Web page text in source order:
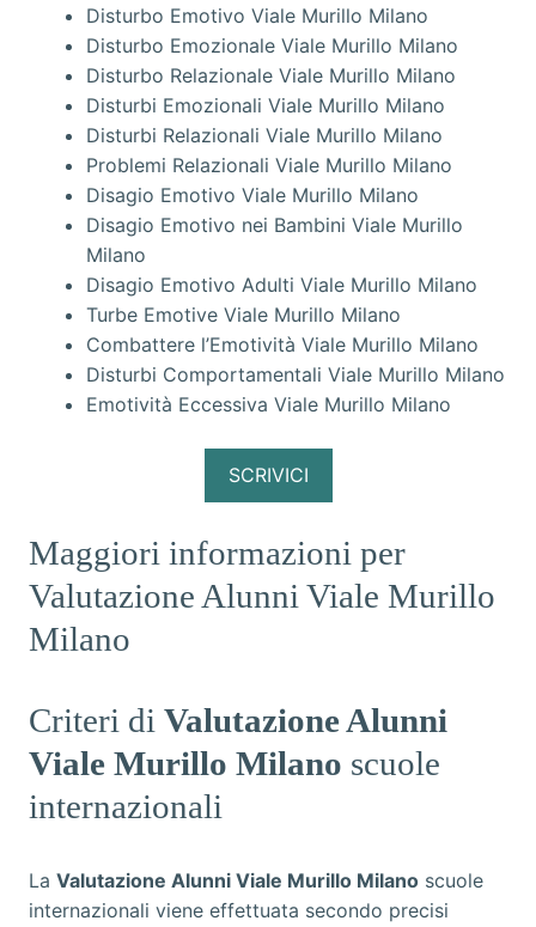
Disturbo Emotivo Viale Murillo Milano
Disturbo Emozionale Viale Murillo Milano
Disturbo Relazionale Viale Murillo Milano
Disturbi Emozionali Viale Murillo Milano
Disturbi Relazionali Viale Murillo Milano
Problemi Relazionali Viale Murillo Milano
Disagio Emotivo Viale Murillo Milano
Disagio Emotivo nei Bambini Viale Murillo
Milano
Disagio Emotivo Adulti Viale Murillo Milano
Turbe Emotive Viale Murillo Milano
Combattere l’Emotività Viale Murillo Milano
Disturbi Comportamentali Viale Murillo Milano
Emotività Eccessiva Viale Murillo Milano
SCRIVICI
Maggiori informazioni per
Valutazione Alunni Viale Murillo
Milano
Criteri di Valutazione Alunni
Viale Murillo Milano scuole
internazionali
La Valutazione Alunni Viale Murillo Milano scuole
internazionali viene effettuata secondo precisi